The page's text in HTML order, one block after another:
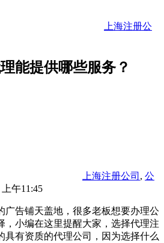
上海注册公
能提供哪些服务？
上海注册公司 , 公
午11:45
广告铺天盖地，很多老板想要办理公
，小编在这里提醒大家，选择代理注
具有资质的代理公司，因为选择什么